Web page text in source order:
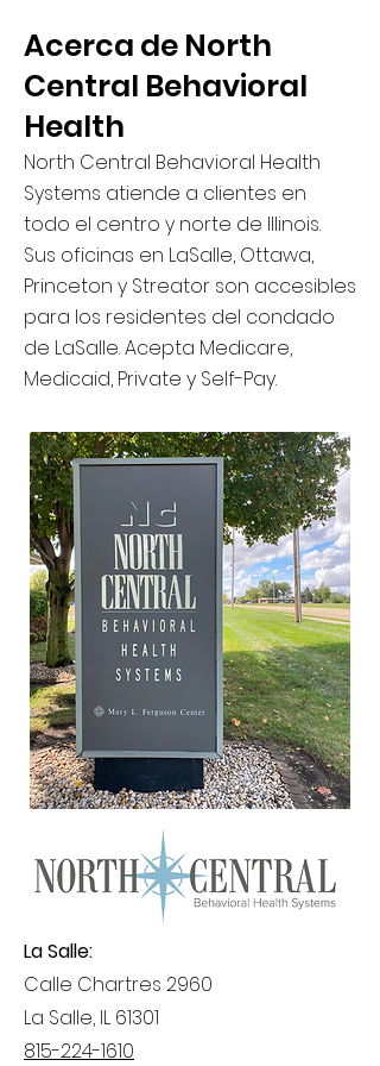
Acerca de North
Central Behavioral
Health
North Central Behavioral Health
Systems atiende a clientes en
todo el centro y norte de Illinois.
Sus oficinas en LaSalle, Ottawa,
Princeton y Streator son accesibles
para los residentes del condado
de LaSalle. Acepta Medicare,
Medicaid, Private y Self-Pay.
La Salle:
Calle Chartres 2960
La Salle, IL 61301
815-224-1610